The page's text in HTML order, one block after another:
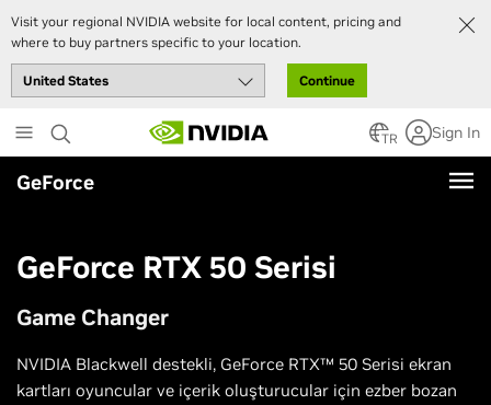
Visit your regional NVIDIA website for local content, pricing and
where to buy partners specific to your location.
Continue
to
main
content
TR Sign In
GeForce
GeForce RTX 50 Serisi
Game Changer
NVIDIA Blackwell destekli, GeForce RTX™ 50 Serisi ekran
kartları oyuncular ve içerik oluşturucular için ezber bozan